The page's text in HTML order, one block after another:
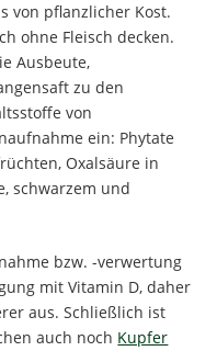
von pflanzlicher Kost.
ohne Fleisch decken.
Ausbeute,
zu den
von
ein: Phytate
Oxalsäure in
schwarzem und
bzw. -verwertung
mit Vitamin D, daher
aus. Schließlich ist
auch noch Kupfer